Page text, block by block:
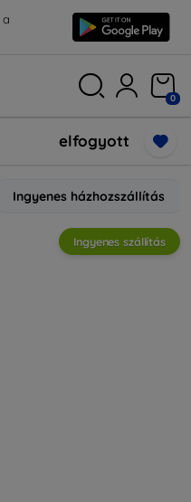
a
0
elfogyott
Ingyenes házhozszállítás
Ingyenes szállítás